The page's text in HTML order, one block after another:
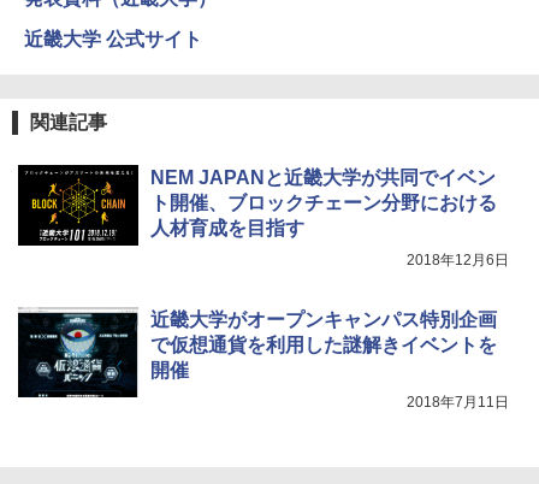
近畿大学 公式サイト
関連記事
NEM JAPANと近畿大学が共同でイベン
ト開催、ブロックチェーン分野における
人材育成を目指す
2018年12月6日
近畿大学がオープンキャンパス特別企画
で仮想通貨を利用した謎解きイベントを
開催
2018年7月11日